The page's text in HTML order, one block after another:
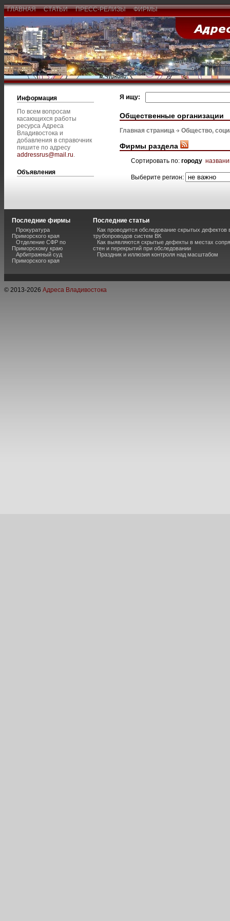
ГЛАВНАЯ СТАТЬИ ПРЕСС-РЕЛИЗЫ ФИРМЫ
Информация
По всем вопросам
касающихся работы
ресурса Адреса
Владивостока и
добавления в справочник
пишите по адресу
addressrus@mail.ru.
Объявления
Я ищу:
Общественные организации
Главная страница Общество,
Фирмы раздела
Сортировать по: городу
Выберите регион:
Последние фирмы
Прокуратура
Приморского края
Отделение СФР по
Приморскому краю
Арбитражный суд
Приморского края
Последние статьи
Как проводится обследование скрытых дефектов
трубопроводов систем ВК
Как выявляются скрытые дефекты в местах
стен и перекрытий при обследовании
Праздник и иллюзия контроля над масштабом
© 2013-2026 Адреса Владивостока